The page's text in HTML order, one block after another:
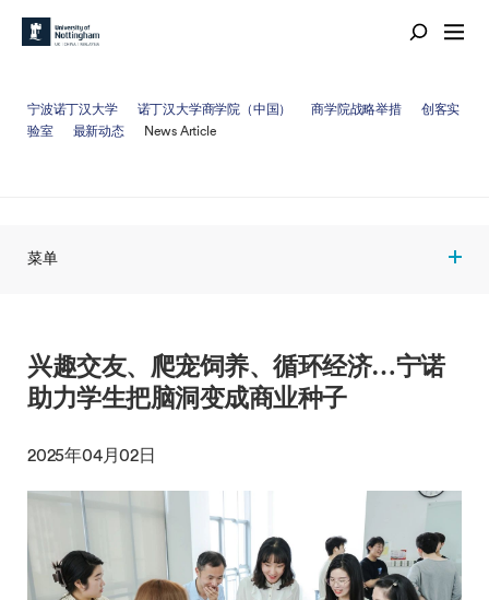
宁波诺丁汉大学 诺丁汉大学商学院（中国） 商学院战略举措
创客实
验室
最新动态 News Article
菜单
兴趣交友、爬宠饲养、循环经济…宁诺
助力学生把脑洞变成商业种子
2025年04月02日